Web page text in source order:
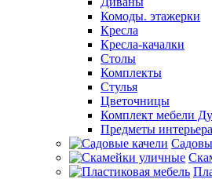
Комоды. этажерки
Кресла
Кресла-качалки
Столы
Комплекты
Стулья
Цветочницы
Комплект мебели
Предметы интерьера